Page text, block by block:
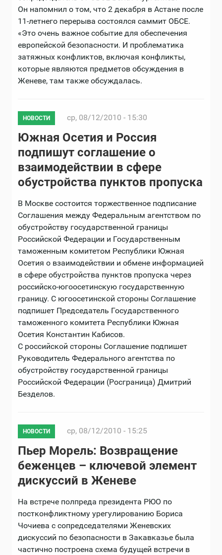
Он напомнил о том, что 2 декабря в Астане после
11-летнего перерыва состоялся саммит ОБСЕ.
«Это очень важное событие для обеспечения
европейской безопасности. И проблематика
затяжных конфликтов, включая конфликты,
которые являются предметов обсуждения в
Женеве, там также обсуждалась.
НОВОСТИ ср, 08/12/2010 - 15:30
Южная Осетия и Россия
подпишут соглашение о
взаимодействии в сфере
обустройства пунктов пропуска
В Москве состоится торжественное подписание
Соглашения между Федеральным агентством по
обустройству государственной границы
Российской Федерации и Государственным
таможенным комитетом Республики Южная
Осетия о взаимодействии и обмене информацией
в сфере обустройства пунктов пропуска через
российско-югоосетинскую государственную
границу. С югоосетинской стороны Соглашение
подпишет Председатель Государственного
таможенного комитета Республики Южная
Осетия Константин Кабисов.
С российской стороны Соглашение подпишет
Руководитель Федерального агентства по
обустройству государственной границы
Российской Федерации (Росграница) Дмитрий
Безделов.
НОВОСТИ ср, 08/12/2010 - 15:25
Пьер Морель: Возвращение
беженцев – ключевой элемент
дискуссий в Женеве
На встрече полпреда президента РЮО по
постконфликтному урегулированию Бориса
Чочиева с сопредседателями Женевских
дискуссий по безопасности в Закавказье была
частично построена схема будущей встречи в